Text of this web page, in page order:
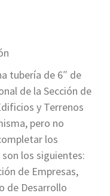
tubería de 6″ de
de la Sección de
y Terrenos
pero no
los
los siguientes:
de Empresas,
de Desarrollo